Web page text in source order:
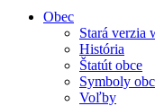
Obec
Stará verzia
História
Štatút obce
Symboly
Voľby